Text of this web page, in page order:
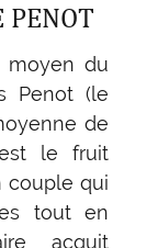
PENOT
moyen du
Penot (le
de
le fruit
couple qui
tout en
acquit